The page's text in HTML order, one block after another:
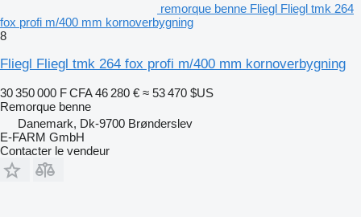
remorque benne Fliegl Fliegl tmk 264
fox profi m/400 mm kornoverbygning
8
Fliegl Fliegl tmk 264 fox profi m/400 mm kornoverbygning
30 350 000 F CFA 46 280 € ≈ 53 470 $US
Remorque benne
Danemark, Dk-9700 Brønderslev
E-FARM GmbH
Contacter le vendeur